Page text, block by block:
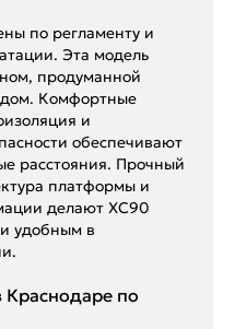
по регламенту и
Эта модель
продуманной
Комфортные
и
обеспечивают
расстояния. Прочный
платформы и
делают XC90
удобным в
Краснодаре по